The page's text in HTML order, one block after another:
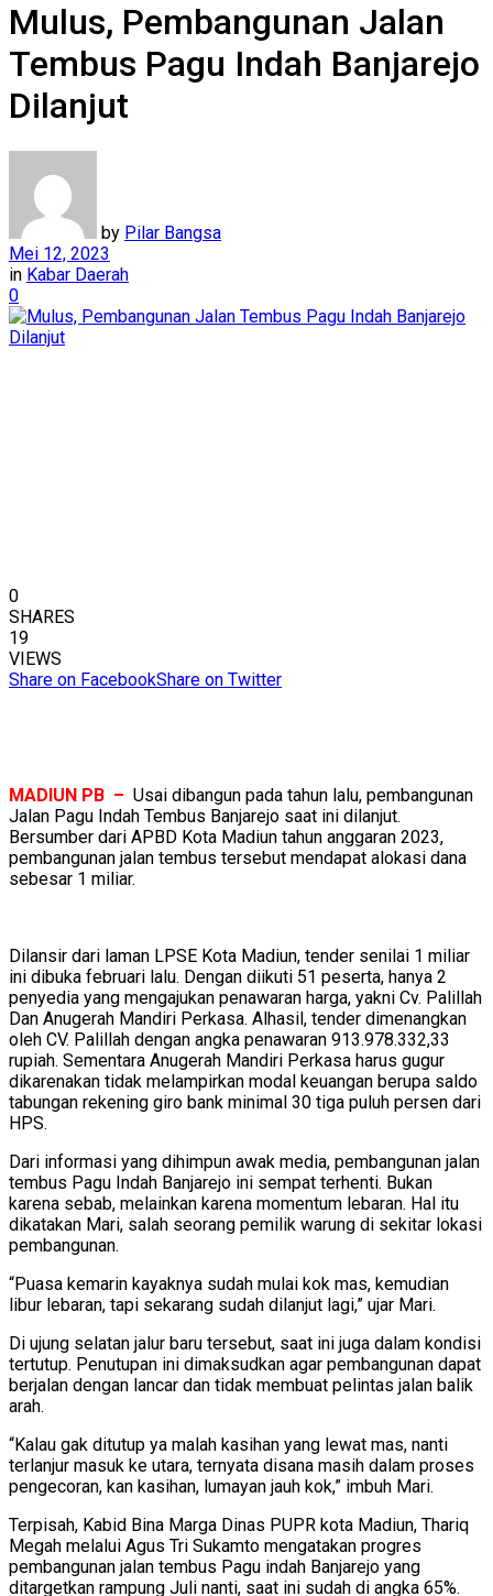
Mulus, Pembangunan Jalan
Tembus Pagu Indah Banjarejo
Dilanjut
by Pilar Bangsa
Mei 12, 2023
in Kabar Daerah
0
0
SHARES
19
VIEWS
Share on FacebookShare on Twitter
MADIUN PB – Usai dibangun pada tahun lalu, pembangunan
Jalan Pagu Indah Tembus Banjarejo saat ini dilanjut.
Bersumber dari APBD Kota Madiun tahun anggaran 2023,
pembangunan jalan tembus tersebut mendapat alokasi dana
sebesar 1 miliar.
Dilansir dari laman LPSE Kota Madiun, tender senilai 1 miliar
ini dibuka februari lalu. Dengan diikuti 51 peserta, hanya 2
penyedia yang mengajukan penawaran harga, yakni Cv. Palillah
Dan Anugerah Mandiri Perkasa. Alhasil, tender dimenangkan
oleh CV. Palillah dengan angka penawaran 913.978.332,33
rupiah. Sementara Anugerah Mandiri Perkasa harus gugur
dikarenakan tidak melampirkan modal keuangan berupa saldo
tabungan rekening giro bank minimal 30 tiga puluh persen dari
HPS.
Dari informasi yang dihimpun awak media, pembangunan jalan
tembus Pagu Indah Banjarejo ini sempat terhenti. Bukan
karena sebab, melainkan karena momentum lebaran. Hal itu
dikatakan Mari, salah seorang pemilik warung di sekitar lokasi
pembangunan.
“Puasa kemarin kayaknya sudah mulai kok mas, kemudian
libur lebaran, tapi sekarang sudah dilanjut lagi,” ujar Mari.
Di ujung selatan jalur baru tersebut, saat ini juga dalam kondisi
tertutup. Penutupan ini dimaksudkan agar pembangunan dapat
berjalan dengan lancar dan tidak membuat pelintas jalan balik
arah.
“Kalau gak ditutup ya malah kasihan yang lewat mas, nanti
terlanjur masuk ke utara, ternyata disana masih dalam proses
pengecoran, kan kasihan, lumayan jauh kok,” imbuh Mari.
Terpisah, Kabid Bina Marga Dinas PUPR kota Madiun, Thariq
Megah melalui Agus Tri Sukamto mengatakan progres
pembangunan jalan tembus Pagu indah Banjarejo yang
ditargetkan rampung Juli nanti, saat ini sudah di angka 65%.